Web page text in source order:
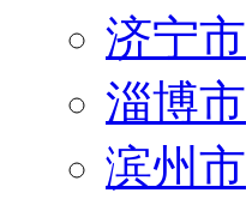
济宁市
淄博市
滨州市